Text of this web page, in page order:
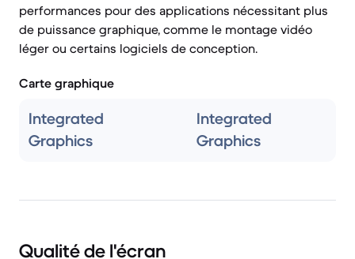
performances pour des applications nécessitant plus
de puissance graphique, comme le montage vidéo
léger ou certains logiciels de conception.
Carte graphique
Integrated
Graphics
Integrated
Graphics
Qualité de l'écran